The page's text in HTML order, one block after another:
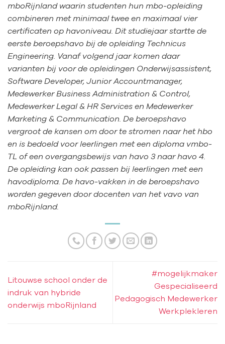
mboRijnland waarin studenten hun mbo-opleiding
combineren met minimaal twee en maximaal vier
certificaten op havoniveau. Dit studiejaar startte de
eerste beroepshavo bij de opleiding Technicus
Engineering. Vanaf volgend jaar komen daar
varianten bij voor de opleidingen Onderwijsassistent,
Software Developer, Junior Accountmanager,
Medewerker Business Administration & Control,
Medewerker Legal & HR Services en Medewerker
Marketing & Communication. De beroepshavo
vergroot de kansen om door te stromen naar het hbo
en is bedoeld voor leerlingen met een diploma vmbo-
TL of een overgangsbewijs van havo 3 naar havo 4.
De opleiding kan ook passen bij leerlingen met een
havodiploma. De havo-vakken in de beroepshavo
worden gegeven door docenten van het vavo van
mboRijnland.
Litouwse school onder de
indruk van hybride
onderwijs mboRijnland
#mogelijkmaker
Gespecialiseerd
Pedagogisch Medewerker
Werkplekleren